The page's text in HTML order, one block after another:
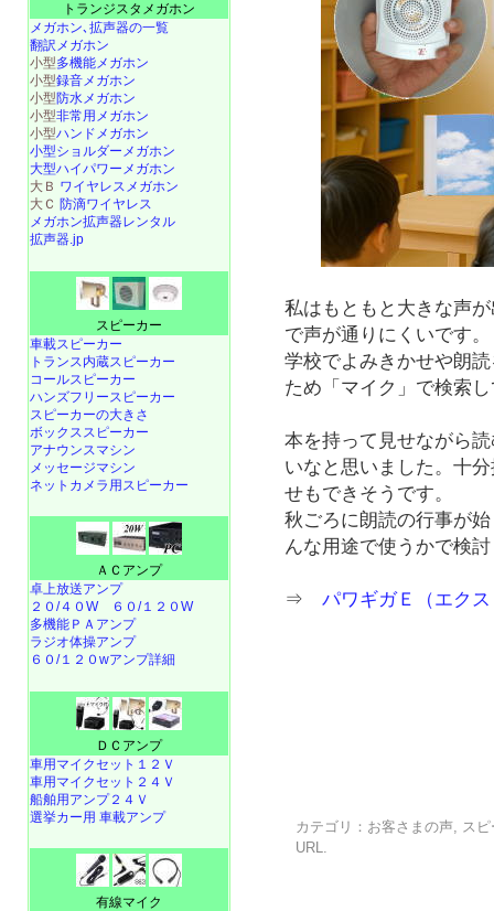
私はもともと大きな声
で声が通りにくいです。
学校でよみきかせや朗
ため「マイク」で検索
本を持って見せながら
いなと思いました。十
せもできそうです。
秋ごろに朗読の行事が
んな用途で使うかで検
⇒パワギガＥ（エク
カテゴリ： お客さまの声
ス
URL
トランジスタメガホン
メガホン､拡声器の一覧
翻訳メガホン
小型多機能メガホン
小型録音メガホン
小型防水メガホン
小型非常用メガホン
小型ハンドメガホン
小型ショルダーメガホン
大型ハイパワーメガホン
大Ｂ ワイヤレスメガホン
大Ｃ 防滴ワイヤレス
メガホン拡声器レンタル
拡声器.jp
スピーカー
車載スピーカー
トランス内蔵スピーカー
コールスピーカー
ハンズフリースピーカー
スピーカーの大きさ
ボックススピーカー
アナウンスマシン
メッセージマシン
ネットカメラ用スピーカー
ＡＣアンプ
卓上放送アンプ
２０/４０W
６０/１２０W
多機能ＰＡアンプ
ラジオ体操アンプ
６０/１２０wアンプ詳細
ＤＣアンプ
車用マイクセット１２Ｖ
車用マイクセット２４Ｖ
船舶用アンプ２４Ｖ
選挙カー用 車載アンプ
有線マイク